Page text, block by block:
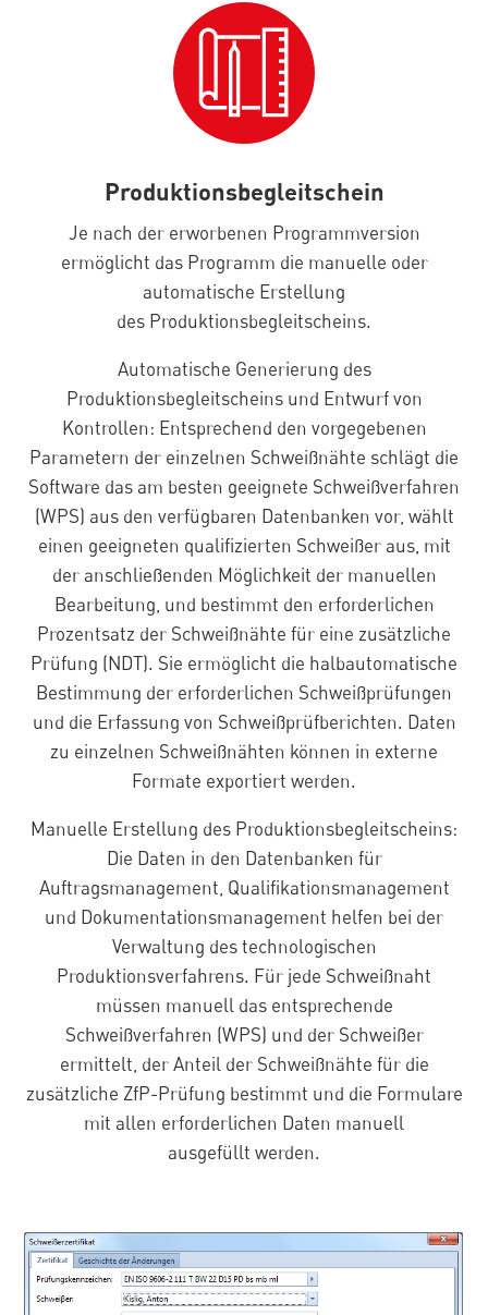
Produktionsbegleitschein
Je nach der erworbenen Programmversion
ermöglicht das Programm die manuelle oder
automatische Erstellung
des Produktionsbegleitscheins.
Automatische Generierung des
Produktionsbegleitscheins und Entwurf von
Kontrollen: Entsprechend den vorgegebenen
Parametern der einzelnen Schweißnähte schlägt die
Software das am besten geeignete Schweißverfahren
(WPS) aus den verfügbaren Datenbanken vor, wählt
einen geeigneten qualifizierten Schweißer aus, mit
der anschließenden Möglichkeit der manuellen
Bearbeitung, und bestimmt den erforderlichen
Prozentsatz der Schweißnähte für eine zusätzliche
Prüfung (NDT). Sie ermöglicht die halbautomatische
Bestimmung der erforderlichen Schweißprüfungen
und die Erfassung von Schweißprüfberichten. Daten
zu einzelnen Schweißnähten können in externe
Formate exportiert werden.
Manuelle Erstellung des Produktionsbegleitscheins:
Die Daten in den Datenbanken für
Auftragsmanagement, Qualifikationsmanagement
und Dokumentationsmanagement helfen bei der
Verwaltung des technologischen
Produktionsverfahrens. Für jede Schweißnaht
müssen manuell das entsprechende
Schweißverfahren (WPS) und der Schweißer
ermittelt, der Anteil der Schweißnähte für die
zusätzliche ZfP-Prüfung bestimmt und die Formulare
mit allen erforderlichen Daten manuell
ausgefüllt werden.
Registerkartenleiste